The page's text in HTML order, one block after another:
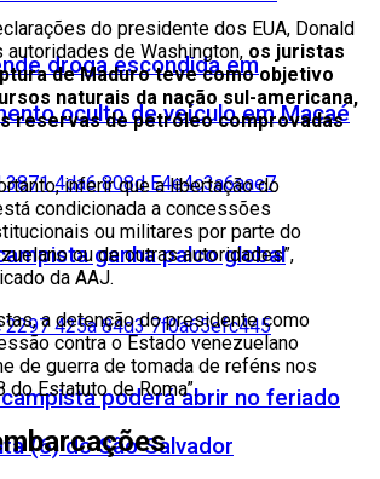
droga escondida em
oculto de veículo em Macaé
ganha palco global
poderá abrir no feriado
(6) do São Salvador
do presidente dos EUA, Donald
autoridades de Washington, os juristas
de Maduro teve como objetivo
naturais da nação sul-americana,
reservas de petróleo comprovadas
inferir que a libertação do
condicionada a concessões
ou militares por parte do
ou de outras autoridades”,
da AAJ.
a detenção do presidente como
contra o Estado venezuelano
de guerra de tomada de reféns nos
Estatuto de Roma”.